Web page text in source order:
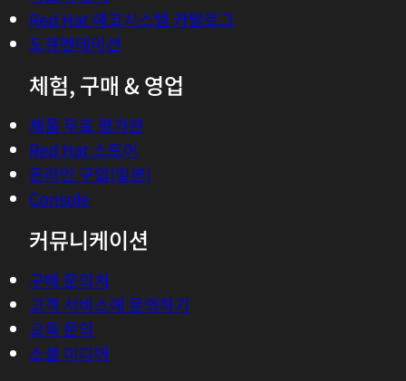
Red Hat 에코시스템 카탈로그
도큐멘테이션
체험, 구매 & 영업
제품 무료 평가판
Red Hat 스토어
온라인 구입(일본)
Console
커뮤니케이션
구매 문의처
고객 서비스에 문의하기
교육 문의
소셜 미디어